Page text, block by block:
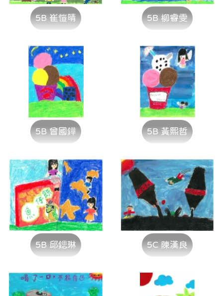
5B 崔愷晴 5B 柳睿雯
5B 曾國鏵 5B 黃熙哲
5B 邱鍶琳 5C 陳漢良